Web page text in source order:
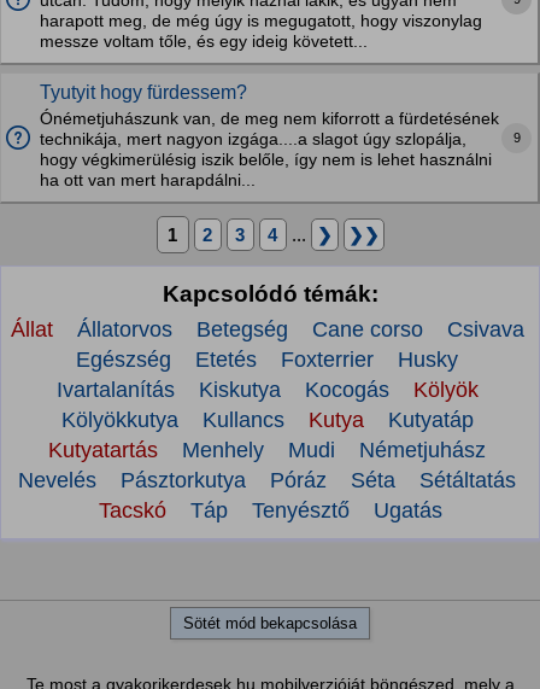
harapott meg, de még úgy is megugatott, hogy viszonylag
messze voltam tőle, és egy ideig követett...
Tyutyit hogy fürdessem?
Ónémetjuhászunk van, de meg nem kiforrott a fürdetésének
technikája, mert nagyon izgága....a slagot úgy szlopálja,
hogy végkimerülésig iszik belőle, így nem is lehet használni
ha ott van mert harapdálni...
9
1 2 3 4 ... ❯ ❯❯
Kapcsolódó témák:
Állat Állatorvos Betegség Cane corso
Csivava
Egészség
Etetés Foxterrier
Husky
Ivartalanítás
Kiskutya Kocogás
Kölyök
Kölyökkutya
Kullancs Kutya
Kutyatáp
Kutyatartás
Menhely Mudi
Németjuhász
Nevelés
Pásztorkutya Póráz Séta
Sétáltatás
Tacskó
Táp Tenyésztő Ugatás
Sötét mód bekapcsolása
Te most a gyakorikerdesek.hu mobilverzióját böngészed, mely a